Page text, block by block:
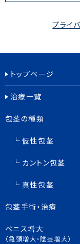
プライ
トップページ
治療一覧
包茎の種類
仮性包茎
カントン包茎
真性包茎
包茎手術・治療
ペニス増大
（亀頭増大・陰茎増大）